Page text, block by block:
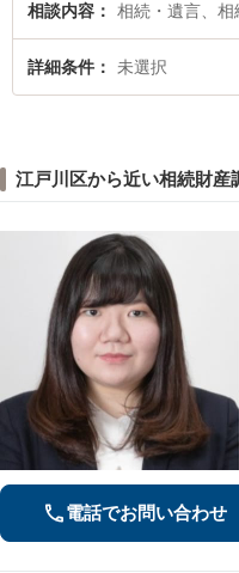
相談内容 相続・遺言、
詳細条件 未選択
江戸川区から近い相続財産
電話でお問い合わせ